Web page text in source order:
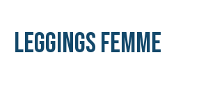
LEGGINGS FEMME